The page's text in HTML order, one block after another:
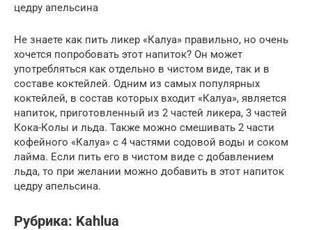
цедру апельсина
Не знаете как пить ликер «Калуа» правильно, но очень
хочется попробовать этот напиток? Он может
употребляться как отдельно в чистом виде, так и в
составе коктейлей. Одним из самых популярных
коктейлей, в состав которых входит «Калуа», является
напиток, приготовленный из 2 частей ликера, 3 частей
Кока-Колы и льда. Также можно смешивать 2 части
кофейного «Калуа» с 4 частями содовой воды и соком
лайма. Если пить его в чистом виде с добавлением
льда, то при желании можно добавить в этот напиток
цедру апельсина.
Рубрика: Kahlua